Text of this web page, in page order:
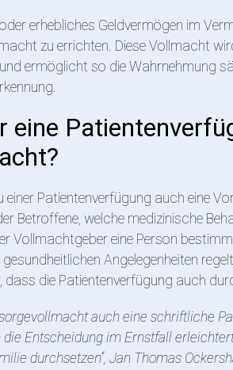
erhebliches Geldvermögen im
zu errichten. Diese Vollmacht
ermöglicht so die Wahrnehmung
eine
Patientenverfügung auch eine
Betroffene, welche medizinische
Vollmachtgeber eine Person
Angelegenheiten
die Patientenverfügung auch
auch eine schriftliche
Entscheidung im Ernstfall
durchsetzen“, Jan Thomas